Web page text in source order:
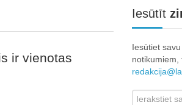
ir vienotas
Iesūtīt
Iesūtiet
notikumiem,